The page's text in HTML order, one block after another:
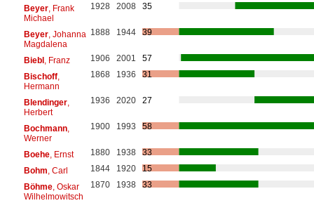
Beyer, Frank
Michael
1928 2008 35
Beyer, Johanna
Magdalena
1888 1944 39
Biebl, Franz 1906 2001
57
Bischoff,
Hermann
1868 1936 31
Blendinger,
Herbert
1936 2020 27
Bochmann,
Werner
1900 1993 58
Boehe, Ernst 1880 1938
33
Bohm , Carl 1844 1920
15
Böhme, Oskar
Wilhelmowitsch
1870 1938 33